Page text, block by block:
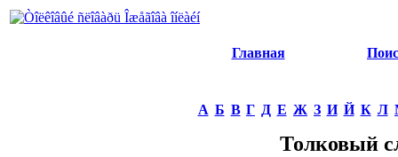
Главная
А Б В Г Д Е Ж З И Й К Л
Толковый